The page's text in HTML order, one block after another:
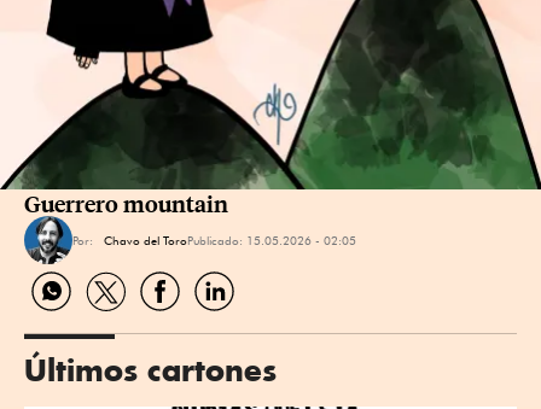
Guerrero mountain
Por: Chavo del ToroPublicado: 15.05.2026 - 02:05
CompartirCompartirCompartirCompartir
Últimos cartones